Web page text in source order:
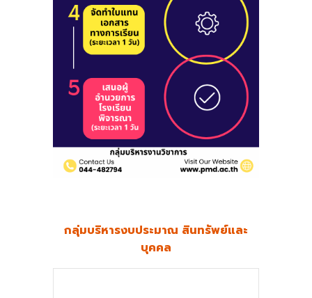
กลุ่มบริหารงบประมาณ สินทรัพย์และ
บุคคล